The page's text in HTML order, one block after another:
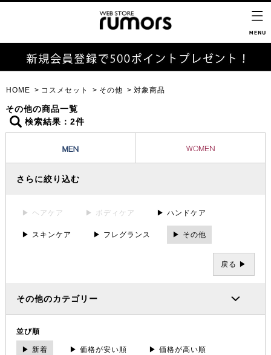
HOME コスメセット その他 対象商品
その他の商品一覧
検索結果：2件
さらに絞り込む
▶ ヘアケア ▶ ボディケア ▶ ハンドケア
▶ スキンケア ▶ フレグランス ▶ その他
戻る ▶
その他のカテゴリー
並び順
▶ 新着 ▶ 価格が安い順 ▶ 価格が高い順